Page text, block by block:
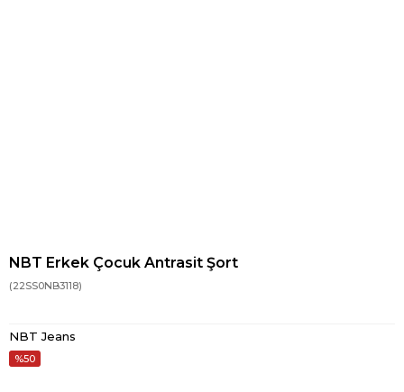
NBT Erkek Çocuk Antrasit Şort
(22SS0NB3118)
NBT Jeans
50